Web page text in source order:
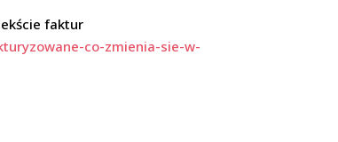
faktur
co-zmienia-sie-w-